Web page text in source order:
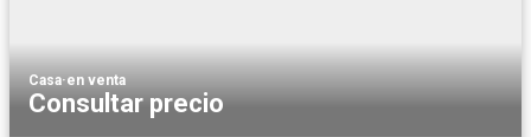
Casa·en venta
Consultar precio